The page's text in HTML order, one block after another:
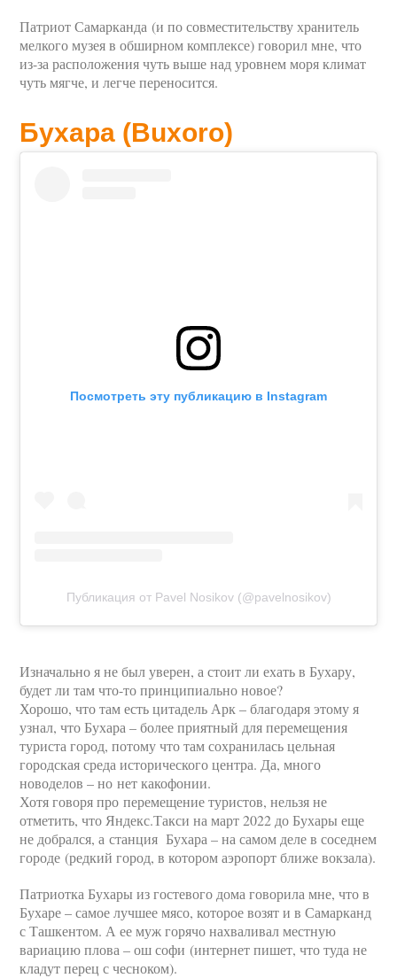
Патриот Самарканда (и по совместительству хранитель
мелкого музея в обширном комплексе) говорил мне, что
из-за расположения чуть выше над уровнем моря климат
чуть мягче, и легче переносится.
Бухара (Buxoro)
Посмотреть эту публикацию в Instagram
Публикация от Pavel Nosikov (@pavelnosikov)
Изначально я не был уверен, а стоит ли ехать в Бухару,
будет ли там что-то принципиально новое?
Хорошо, что там есть цитадель Арк – благодаря этому я
узнал, что Бухара – более приятный для перемещения
туриста город, потому что там сохранилась цельная
городская среда исторического центра. Да, много
новоделов – но нет какофонии.
Хотя говоря про перемещение туристов, нельзя не
отметить, что Яндекс.Такси на март 2022 до Бухары еще
не добрался, а станция Бухара – на самом деле в соседнем
городе (редкий город, в котором аэропорт ближе вокзала).
Патриотка Бухары из гостевого дома говорила мне, что в
Бухаре – самое лучшее мясо, которое возят и в Самарканд
с Ташкентом. А ее муж горячо нахваливал местную
вариацию плова – ош софи (интернет пишет, что туда не
кладут перец с чесноком).